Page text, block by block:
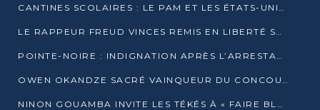
CANTINES SCOLAIRES : LE PAM ET LES ÉTATS-UNIS AU CONTACT DES ÉCOLIERS DE KINKALA
LE RAPPEUR FREUD VINCES REMIS EN LIBERTÉ SOUS PRESSION MÉDIATIQUE
POINTE-NOIRE : INDIGNATION APRÈS L’ARRESTATION DU RAPPEUR FREUD VINCES
OWEN OKANDZE SACRÉ VAINQUEUR DU CONCOURS SLAM POUR LA VIE
NINON GOUAMBA INVITE LES TÉKÉS À « FAIRE BLOC » POUR PESER DANS LE DÉBAT NATIONAL